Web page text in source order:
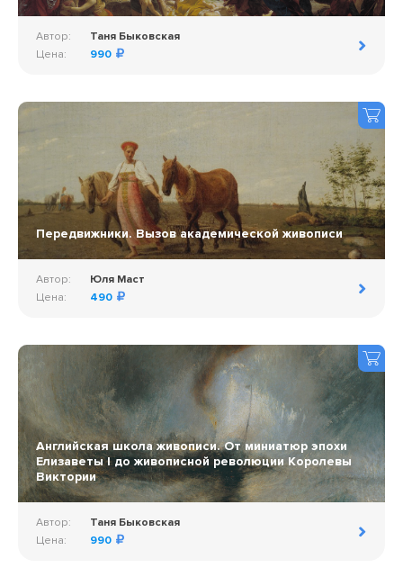
Автор:
Таня Быковская
Цена:
990
Передвижники. Вызов академической живописи
Автор:
Юля Маст
Цена:
490
Английская школа живописи. От миниатюр эпохи
Елизаветы I до живописной революции Королевы
Виктории
Автор:
Таня Быковская
Цена:
990